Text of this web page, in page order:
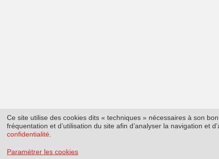
Ce site utilise des cookies dits « techniques » nécessaires à son
fréquentation et d’utilisation du site afin d’analyser la navigation et
confidentialité
Paramétrer les cookies